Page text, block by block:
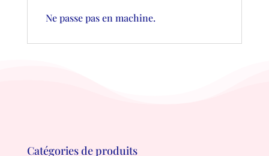
Ne passe pas en machine.
Catégories de produits